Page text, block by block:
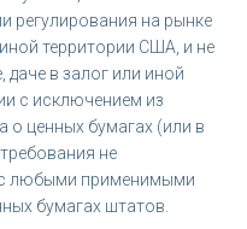
регулирования на рынке
территории США, и не
в залог или иной
с исключением из
о ценных бумагах (или в
не
с любыми применимыми
бумагах штатов.